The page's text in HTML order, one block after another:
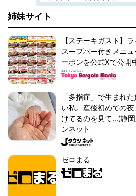
姉妹サイト
【ステーキガスト】
スープバー付きメニュ
ーポンを公式Xで公開
「多指症」で生まれ
い私。産後初めての
げてるのを見て...(静
ンネット
ゼロまる